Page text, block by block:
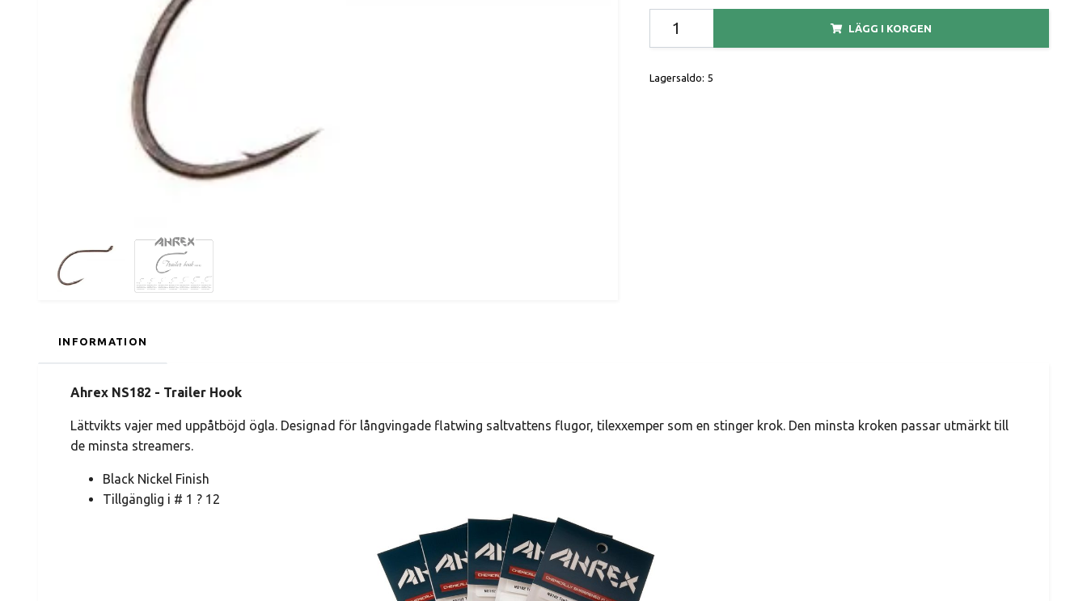
LÄGG I KORGEN
Lagersaldo: 5
INFORMATION
Ahrex NS182 - Trailer Hook
Lättvikts vajer med uppåtböjd ögla. Designad för långvingade flatwing saltvattens flugor, tilexxemper som en stinger krok. Den minsta kroken passar utmärkt till
de minsta streamers.
Black Nickel Finish
Tillgänglig i # 1 ? 12